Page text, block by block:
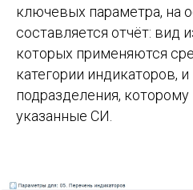
ключевых параметра, на
составляется отчёт: вид
которых применяются
категории индикаторов,
подразделения,
указанные СИ.